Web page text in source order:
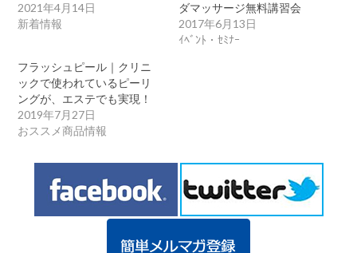
2021年4月14日
新着情報
ダマッサージ無料講習会
2017年6月13日
ｲﾍﾞﾝﾄ・ｾﾐﾅｰ
フラッシュピール｜クリニ
ックで使われているピーリ
ングが、エステでも実現！
2019年7月27日
おススメ商品情報